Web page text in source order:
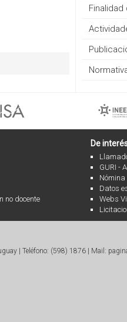
Finalidad
no docente
De
GURI -
Nómina
Datos
Webs
| Teléfono: (598) 1876 Mail: